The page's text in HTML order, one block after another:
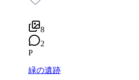
8
2
P
緑の遺跡